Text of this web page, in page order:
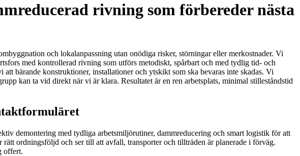
rivning som förbereder nästa
och lokalanpassning utan onödiga risker, störningar eller merkostnader. Vi
med kontrollerad rivning som utförs metodiskt, spårbart och med tydlig tid- och
bärande konstruktioner, installationer och ytskikt som ska bevaras inte skadas. Vi
kan ta vid direkt när vi är klara. Resultatet är en ren arbetsplats, minimal stilleståndstid
demontering med tydliga arbetsmiljörutiner, dammreducering och smart logistik för att
ordningsföljd och ser till att avfall, transporter och tillträden är planerade i förväg.
offert.